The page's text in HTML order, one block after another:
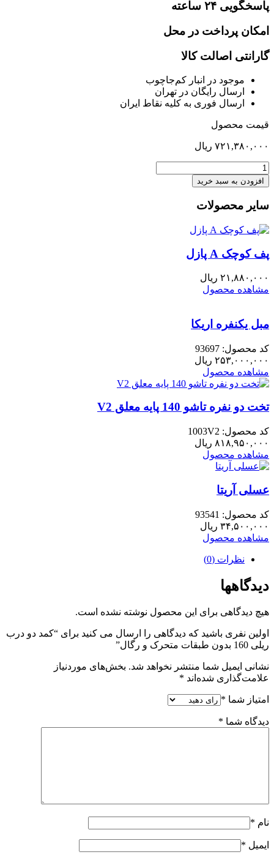
پاسخگویی ۲۴ ساعته
امکان پرداخت در محل
گارانتی اصالت کالا
موجود در انبار کم‌‌جاچوب
ارسال رایگان در تهران
ارسال فوری به کلیه نقاط ایران
قیمت محصول
۷۲۱,۳۸۰,۰۰۰ ریال
کمد
دو
درب
ریلی
160
بدون
طبقات
متحرک
و
عدد
افزودن به سبد خرید
سایر محصولات
پف کوچک A پازل
۲۱,۸۸۰,۰۰۰ ریال
مشاهده محصول
مبل یکنفره اریکا
کد محصول: 93697
۲۵۳,۰۰۰,۰۰۰ ریال
مشاهده محصول
تخت دو نفره تاشو 140 پایه معلق V2
کد محصول: 1003V2
۸۱۸,۹۵۰,۰۰۰ ریال
مشاهده محصول
عسلی آریتا
کد محصول: 93541
۳۴,۵۰۰,۰۰۰ ریال
مشاهده محصول
نظرات (0)
دیدگاهها
هیچ دیدگاهی برای این محصول نوشته نشده است.
اولین نفری باشید که دیدگاهی را ارسال می کنید برای “کمد دو درب
ریلی 160 بدون طبقات متحرک و رگال”
نشانی ایمیل شما منتشر نخواهد شد. بخش‌های موردنیاز
علامت‌گذاری شده‌اند *
امتیاز شما *
دیدگاه شما *
نام *
ایمیل *